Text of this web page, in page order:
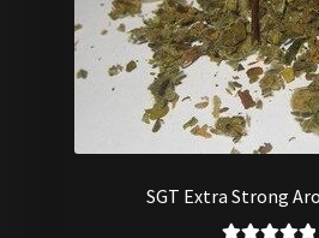
SGT Extra Strong